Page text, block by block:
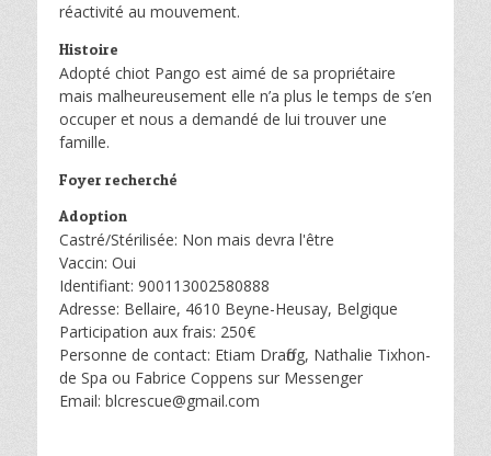
réactivité au mouvement.
Histoire
Adopté chiot Pango est aimé de sa propriétaire
mais malheureusement elle n’a plus le temps de s’en
occuper et nous a demandé de lui trouver une
famille.
Foyer recherché
Adoption
Castré/Stérilisée: Non mais devra l'être
Vaccin: Oui
Identifiant: 900113002580888
Adresse: Bellaire, 4610 Beyne-Heusay, Belgique
Participation aux frais: 250€
Personne de contact: Etiam Draffog, Nathalie Tixhon-
de Spa ou Fabrice Coppens sur Messenger
Email: blcrescue@gmail.com